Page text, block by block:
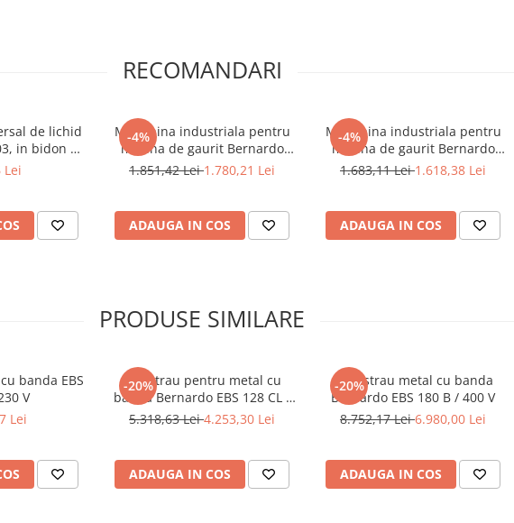
RECOMANDARI
de lichid
in bidon de
Lei
-4%
Menghina industriala pentru
masina de gaurit Bernardo
BMS 200 QC
1.851,42 Lei1.780,21 Lei
ADAUGA IN COS
-4%
Menghina industriala pentru
masina de gaurit Bernardo
BMS 200
1.683,11 Lei1.618,38 Lei
ADAUGA IN COS
PRODUSE SIMILARE
banda EBS
V
Lei
-20%
Ferastrau pentru metal cu
banda Bernardo EBS 128 CL -
230 V
5.318,63 Lei4.253,30 Lei
ADAUGA IN COS
-20%
Fierastrau metal cu banda
Bernardo EBS 180 B / 400 V
8.752,17 Lei6.980,00 Lei
ADAUGA IN COS